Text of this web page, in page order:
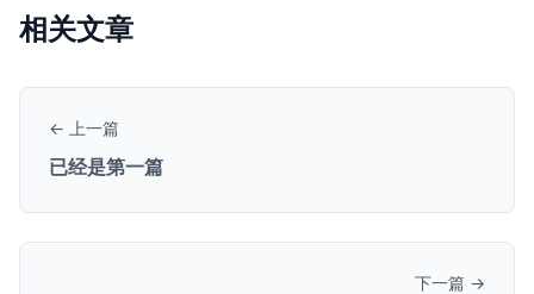
相关文章
← 上一篇
已经是第一篇
下一篇 →